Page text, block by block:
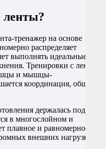
ленты?
тренажер на основе
распределяет
выполнять идеальные с
Тренировки с лентой
и мышцы-
координация, общий
держалась под
в многослойном и
плавное и равномерное
внешних нагрузках.